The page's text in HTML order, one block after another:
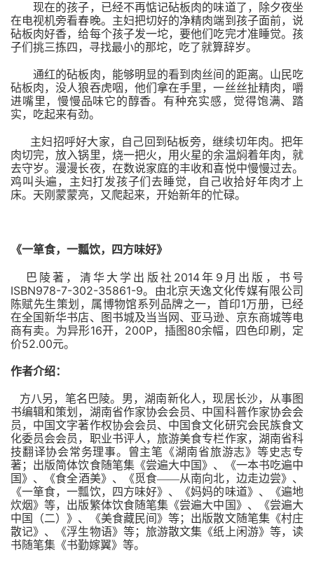
现在的孩子，已经不再惦记砧板肉的味道了，除夕夜坐
在电视机旁看春晚。主妇把切好的净精肉端到孩子面前，说
砧板肉好香，给每个孩子发一坨，要他们吃完才准睡觉。孩
子们挑三拣四，寻找最小的那坨，吃了就算辞岁。
通红的砧板肉，能够明显的看到肉丝间的距离。山民吃
砧板肉，没人狼吞虎咽，他们拿在手里，一丝丝扯精肉，嚼
进嘴里，慢慢品味它的醇香。有种充实感，觉得饱满、踏
实，吃起来有劲。
主妇招呼好大家，自己回到砧板旁，继续切年肉。把年
肉切完，放入锅里，烧一把火，用火星的余温焖着年肉，就
去守岁。漫漫长夜，在数说家庭的丰收和喜悦中慢慢过去。
鸡叫头遍，主妇打发孩子们去睡觉，自己收拾好年肉才上
床。天刚蒙蒙亮，又爬起来，开始新年的忙碌。
《一箪食，一瓢饮，四方味好》
巴陵著，清华大学出版社 2014年 9 月出版，书号
ISBN978-7-302-35861-9。 由北京天逸文化传媒有限公司
陈赋先生策划，属博物馆系列品牌之一，首印1万册，已经
在全国新华书店、图书城及当当网、亚马逊、京东商城等电
商有卖。为异形16开， 200P，插图 80余幅，四色印刷，定
价52.00元。
作者介绍：
方八另，笔名巴陵。男，湖南新化人，现居长沙，从事图
书编辑和策划，湖南省作家协会会员、中国科普作家协会会
员，中国文字著作权协会会员、中国食文化研究会民族食文
化委员会会员，职业书评人，旅游美食专栏作家，湖南省科
技翻译协会常务理事。曾主笔《湖南省旅游志》等史志专
著；出版简体饮食随笔集《尝遍大中国》、《一本书吃遍中
国》、《食全酒美》、《觅食——从南向北，边走边尝》、
《一箪食，一瓢饮，四方味好》、《妈妈的味道》、《遍地
炊烟》等，出版繁体饮食随笔集《尝遍大中国》、《尝遍大
中国（二）》、《美食藏民间》等；出版散文随笔集《村庄
散记》、《浮生物语》等；旅游散文集《纸上闲游》等，读
书随笔集《书勤嫁翼》等。